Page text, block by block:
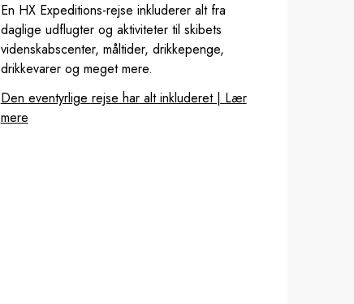
En HX Expeditions-rejse inkluderer alt fra
daglige udflugter og aktiviteter til skibets
videnskabscenter, måltider, drikkepenge,
drikkevarer og meget mere.
Den eventyrlige rejse har alt inkluderet | Lær
mere